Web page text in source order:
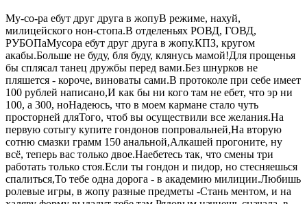
Му-со-ра ебут друг друга в жопуВ режиме, нахуй,
милицейского нон-стопа.В отделеньях РОВД, ГОВД,
РУБОПаМусора ебут друг друга в жопу.КПЗ, кругом
акабы.Больше не буду, бля буду, клянусь мамой!Для прощенья
бы сплясал танец дружбы перед вами.Без шнурков не
пляшется - короче, виноваты сами.В протоколе при себе имеет
100 рублей написано,И как бы ни кого там не ебет, что эр ни
100, а 300, ноНадеюсь, что в моем кармане стало чуть
просторней дляТого, чтоб вы осуществили все желания.На
первую сотыгу купите гондонов попровальней,На вторую
сотню смазки грамм 150 анальной,Алкашей прогоните, ну
всё, теперь вас только двое.Наебетесь так, что смены три
работать только стоя.Если ты гондон и пидор, но стесняешься
спалиться,То тебе одна дорога - в академию милиции.Любишь
ролевые игры, в жопу разные предметы -Стань ментом, и на